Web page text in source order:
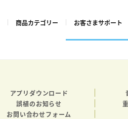
商品カテゴリー お客さまサポート
アプリダウンロード
誤植のお知らせ
お問い合わせフォーム